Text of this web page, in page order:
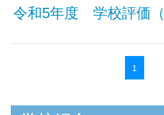
令和5年度 学校評価（
1